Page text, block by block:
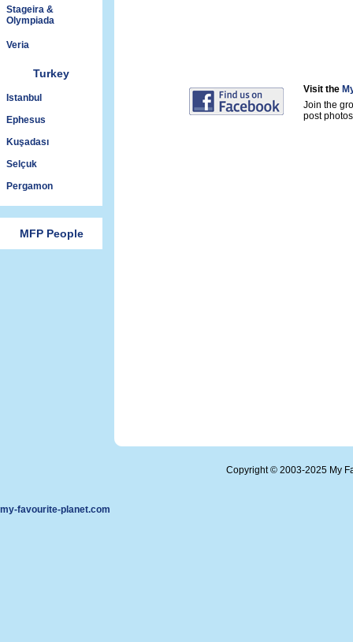
Stageira &
Olympiada
Veria
Turkey
Istanbul
Ephesus
Kuşadası
Selçuk
Pergamon
MFP People
Visit the
Join the
post
Copyright © 2003-2025 My
my-favourite-planet.com